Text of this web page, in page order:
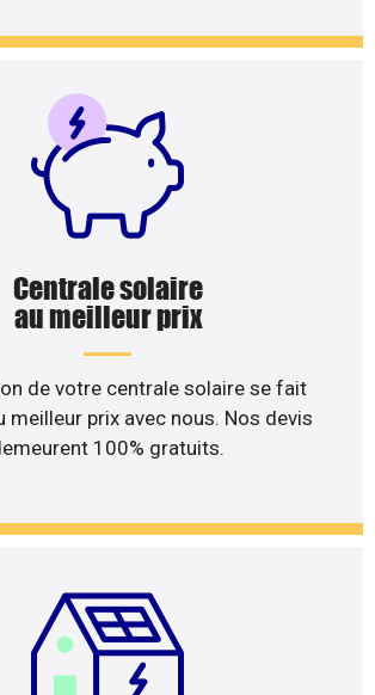
Centrale solaire
au meilleur prix
de votre centrale solaire se fait
meilleur prix avec nous. Nos devis
100% gratuits.